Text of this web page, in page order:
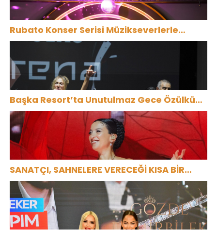
Rubato Konser Serisi Müzikseverlerle
Buluşmaya Devam Ediyor
Başka Resort’ta Unutulmaz Gece Özülkü
Çifti Bodrum’u Büyüledi
SANATÇI, SAHNELERE VERECEĞİ KISA BİR
MOLA ÖNCESİ 13 AĞUSTOS’TA SON KEZ
HARBİYE’DE OLACAK!